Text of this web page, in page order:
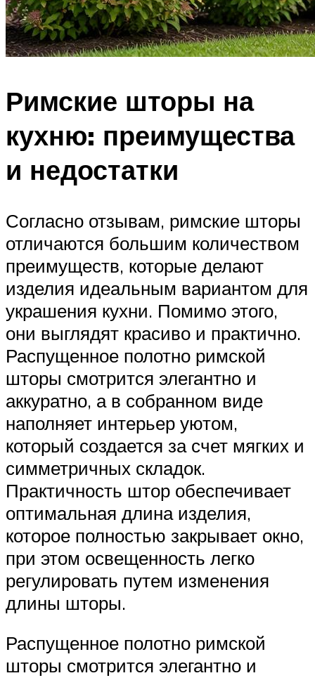
Римские шторы на
кухню: преимущества
и недостатки
Согласно отзывам, римские шторы
отличаются большим количеством
преимуществ, которые делают
изделия идеальным вариантом для
украшения кухни. Помимо этого,
они выглядят красиво и практично.
Распущенное полотно римской
шторы смотрится элегантно и
аккуратно, а в собранном виде
наполняет интерьер уютом,
который создается за счет мягких и
симметричных складок.
Практичность штор обеспечивает
оптимальная длина изделия,
которое полностью закрывает окно,
при этом освещенность легко
регулировать путем изменения
длины шторы.
Распущенное полотно римской
шторы смотрится элегантно и